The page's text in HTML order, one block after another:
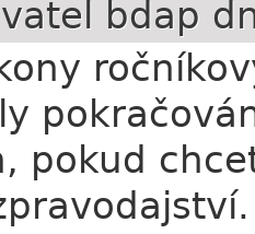
bdap
pokud